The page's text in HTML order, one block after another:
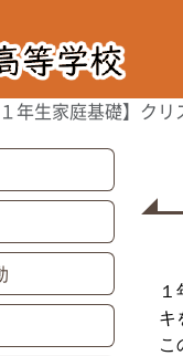
１年生家庭基礎】ク
キ
こ